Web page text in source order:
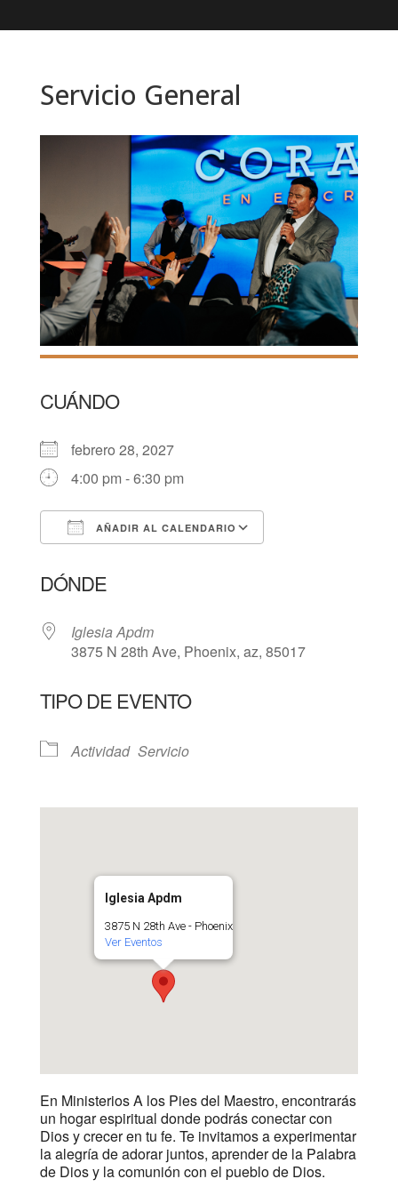
Servicio General
CUÁNDO
febrero 28, 2027
4:00 pm - 6:30 pm
AÑADIR AL CALENDARIO
DÓNDE
Iglesia Apdm
3875 N 28th Ave, Phoenix, az, 85017
TIPO DE EVENTO
Actividad Servicio
Iglesia Apdm
3875 N 28th Ave - Phoenix
Ver Eventos
En Ministerios A los Pies del Maestro, encontrarás
un hogar espiritual donde podrás conectar con
Dios y crecer en tu fe. Te invitamos a experimentar
la alegría de adorar juntos, aprender de la Palabra
de Dios y la comunión con el pueblo de Dios.